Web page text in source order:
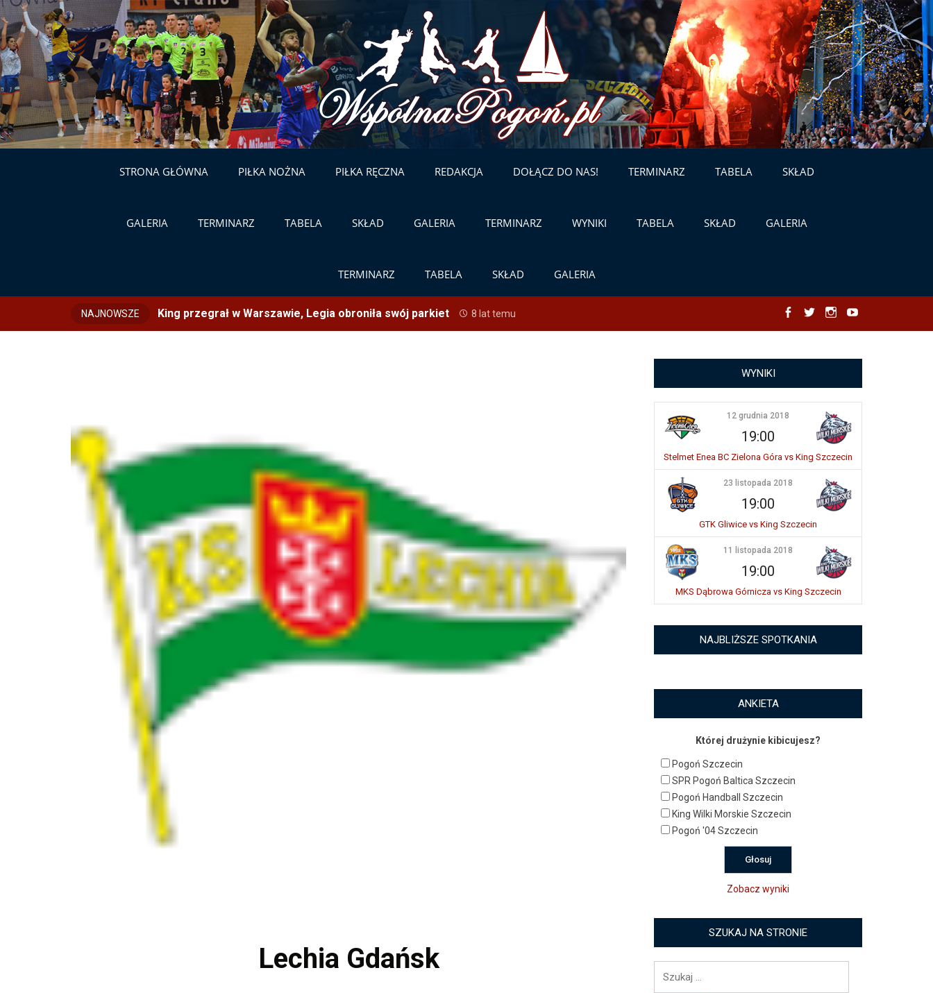
content
STRONA GŁÓWNA PIŁKA NOŻNA PIŁKA RĘCZNA REDAKCJA DOŁĄCZ DO NAS! TERMINARZ TABELA SKŁAD
GALERIA TERMINARZ TABELA SKŁAD GALERIA TERMINARZ WYNIKI TABELA SKŁAD GALERIA
TERMINARZ TABELA SKŁAD GALERIA
NAJNOWSZE King przegrał w Warszawie, Legia obroniła swój parkiet 8 lat temu
Lechia Gdańsk
WYNIKI
12 grudnia 2018
19:00
Stelmet Enea BC Zielona Góra vs King Szczecin
23 listopada 2018
19:00
GTK Gliwice vs King Szczecin
11 listopada 2018
19:00
MKS Dąbrowa Górnicza vs King Szczecin
NAJBLIŻSZE SPOTKANIA
ANKIETA
Której drużynie kibicujesz?
Pogoń Szczecin
SPR Pogoń Baltica Szczecin
Pogoń Handball Szczecin
King Wilki Morskie Szczecin
Pogoń '04 Szczecin
Zobacz wyniki
SZUKAJ NA STRONIE